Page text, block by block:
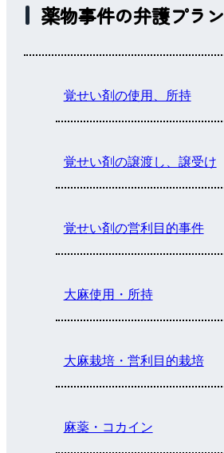
薬物事件の弁護プラン
覚せい剤の使用、所持
覚せい剤の譲渡し、譲受け
覚せい剤の営利目的事件
大麻使用・所持
大麻栽培・営利目的栽培
麻薬・コカイン